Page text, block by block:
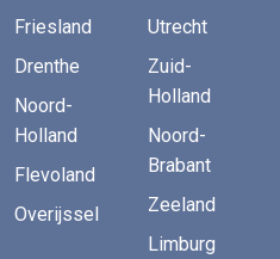
Friesland
Drenthe
Noord-
Holland
Flevoland
Overijssel
Utrecht
Zuid-
Holland
Noord-
Brabant
Zeeland
Limburg